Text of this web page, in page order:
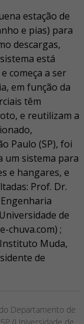
estação de
e pias) para
descargas,
está
começa a ser
em função da
têm
e reutilizam a
Paulo (SP), foi
um sistema para
e hangares, e
Prof. Dr.
de
chuva.com) ;
Muda,
de
Departamento de